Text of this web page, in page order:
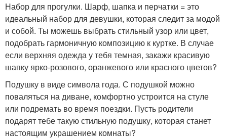
Набор для прогулки. Шарф, шапка и перчатки = это
идеальный набор для девушки, которая следит за модой
и собой. Ты можешь выбрать стильный узор или цвет,
подобрать гармоничную композицию к куртке. В случае
если верхняя одежда у тебя темная, закажи красивую
шапку ярко-розового, оранжевого или красного цветов?
Подушку в виде символа года. С подушкой можно
поваляться на диване, комфортно устроится на стуле
или подремать во время поездки. Пусть родители
подарят тебе такую стильную подушку, которая станет
настоящим украшением комнаты?